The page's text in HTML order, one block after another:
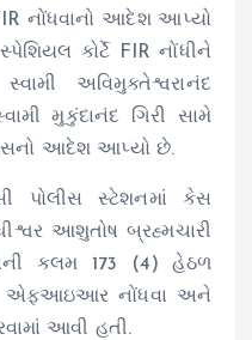
નોંધવાનો આદેશ આપ્યો
કોર્ટે FIR નોંધીને
અવિમુક્તેશ્વરાનંદ
મુકુંદાનંદ ગિરી સામે
આદેશ આપ્યો છે.
પોલીસ સ્ટેશનમાં કેસ
આશુતોષ બ્રહ્મચારી
કલમ 173 (4) હેઠળ
એફઆઇઆર નોંધવા અને
આવી હતી.